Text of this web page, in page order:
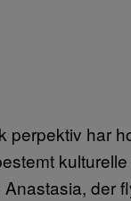
perpektiv har
kulturelle
der